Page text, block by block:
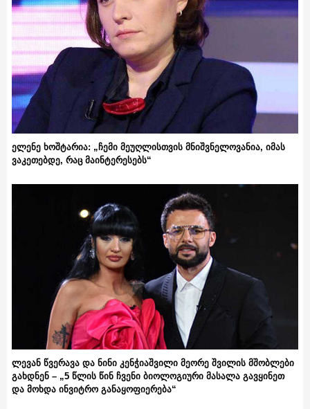
ელენე ხოშტარია: „ჩემი მეუღლისთვის მნიშვნელოვანია, იმას
ვაკეთებდე, რაც მაინტერესებს“
ლევან წვერავა და ნინი კენჭიაშვილი მეორე შვილის მშობლები
გახდნენ – „5 წლის წინ ჩვენი ბიოლოგიური მასალა გავყინეთ
და მოხდა ინვიტრო განაყოფიერება“